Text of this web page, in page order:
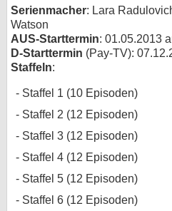
Serienmacher: Lara
Watson
AUS-Starttermin: 01.05.2013
D-Starttermin (Pay-TV):
Staffeln:
Staffel 1 (10 Episoden)
Staffel 2 (12 Episoden)
Staffel 3 (12 Episoden)
Staffel 4 (12 Episoden)
Staffel 5 (12 Episoden)
Staffel 6 (12 Episoden)